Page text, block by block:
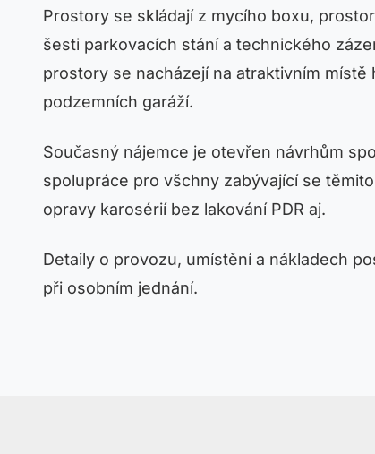
Prostory se skládají z mycího boxu,
šesti parkovacích stání a technického
prostory se nacházejí na atraktivním místě
podzemních garáží.
Současný nájemce je otevřen návrhům
spolupráce pro všchny zabývající se
opravy karosérií bez lakování PDR aj.
Detaily o provozu, umístění a nákladech
při osobním jednání.